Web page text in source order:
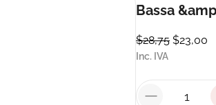
Bassa
$28,75 $23,00
Inc. IVA